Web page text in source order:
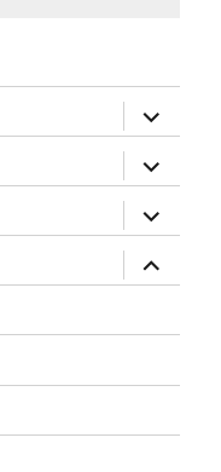
öffnen
öffnen
öffnen
öffnen